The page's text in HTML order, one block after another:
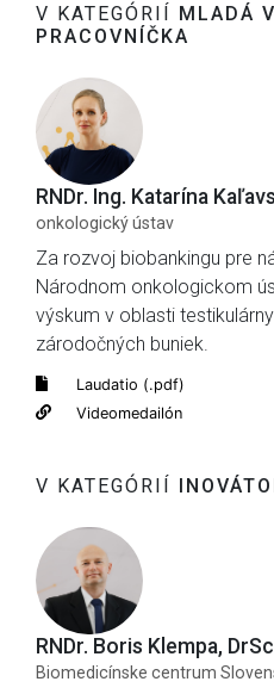
V KATEGÓRIÍ MLADÁ
PRACOVNÍČKA
RNDr. Ing. Katarína
onkologický ústav
Za rozvoj biobankingu pre
Národnom onkologickom
výskum v oblasti
zárodočných buniek.
Laudatio (.pdf)
Videomedailón
V KATEGÓRIÍ
RNDr. Boris Klempa,
Biomedicínske centrum